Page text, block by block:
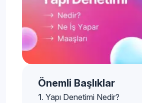
Önemli Başlıklar
Yapı Denetimi Nedir?